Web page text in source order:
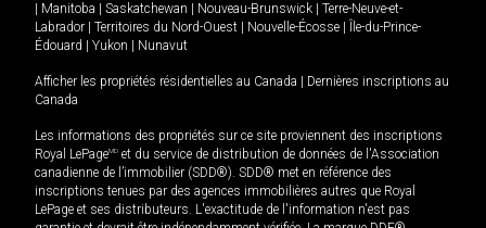
Manitoba Saskatchewan Nouveau-Brunswick
Terre-Neuve-et-
Labrador
Territoires du Nord-Ouest Nouvelle-Écosse
Île-du-Prince-
Édouard
Yukon Nunavut
Afficher les propriétés résidentielles au Canada
Dernières inscriptions au
Canada
Les informations des propriétés sur ce site proviennent des inscriptions
Royal LePageMD et du service de distribution de données de l'Association
canadienne de l’immobilier (SDD®). SDD® met en référence des
inscriptions tenues par des agences immobilières autres que Royal
LePage et ses distributeurs. L'exactitude de l'information n'est pas